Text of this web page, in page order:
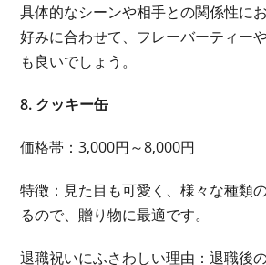
具体的なシーンや相手との関係性に
好みに合わせて、フレーバーティー
も良いでしょう。
8. クッキー缶
価格帯：3,000円～8,000円
特徴：見た目も可愛く、様々な種類
るので、贈り物に最適です。
退職祝いにふさわしい理由：退職後